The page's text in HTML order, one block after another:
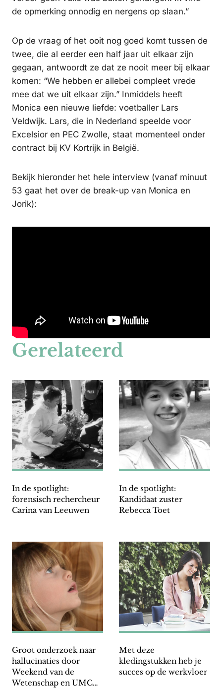
de opmerking onnodig en nergens op slaan.”
Op de vraag of het ooit nog goed komt tussen de
twee, die al eerder een half jaar uit elkaar zijn
gegaan, antwoordt ze dat ze nooit meer bij elkaar
komen: “We hebben er allebei compleet vrede
mee dat we uit elkaar zijn.” Inmiddels heeft
Monica een nieuwe liefde: voetballer Lars
Veldwijk. Lars, die in Nederland speelde voor
Excelsior en PEC Zwolle, staat momenteel onder
contract bij KV Kortrijk in België.
Bekijk hieronder het hele interview (vanaf minuut
53 gaat het over de break-up van Monica en
Jorik):
Gerelateerd
In de spotlight:
forensisch rechercheur
Carina van Leeuwen
In de spotlight:
Kandidaat zuster
Rebecca Toet
Groot onderzoek naar
hallucinaties door
Weekend van de
Wetenschap en UMC
Met deze
kledingstukken heb je
succes op de werkvloer